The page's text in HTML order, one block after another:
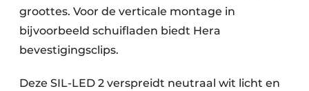
groottes. Voor de verticale montage in
bijvoorbeeld schuifladen biedt Hera
bevestigingsclips.
Deze SIL-LED 2 verspreidt neutraal wit licht en